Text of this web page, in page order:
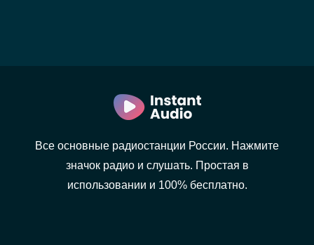
Все основные радиостанции России. Нажмите
значок радио и слушать. Простая в
использовании и 100% бесплатно.